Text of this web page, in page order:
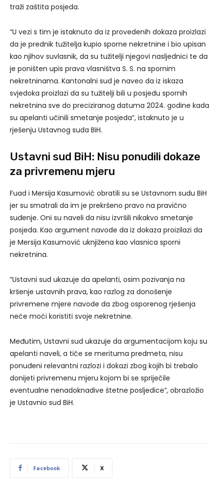
traži zaštita posjeda.
“U vezi s tim je istaknuto da iz provedenih dokaza proizlazi
da je prednik tužitelja kupio sporne nekretnine i bio upisan
kao njihov suvlasnik, da su tužitelji njegovi nasljednici te da
je poništen upis prava vlasništva S. S. na spornim
nekretninama. Kantonalni sud je naveo da iz iskaza
svjedoka proizlazi da su tužitelji bili u posjedu spornih
nekretnina sve do preciziranog datuma 2024. godine kada
su apelanti učinili smetanje posjeda”, istaknuto je u
rješenju Ustavnog suda BiH.
Ustavni sud BiH: Nisu ponudili dokaze
za privremenu mjeru
Fuad i Mersija Kasumović obratili su se Ustavnom sudu BiH
jer su smatrali da im je prekršeno pravo na pravično
suđenje. Oni su naveli da nisu izvršili nikakvo smetanje
posjeda. Kao argument navode da iz dokaza proizilazi da
je Mersija Kasumović uknjižena kao vlasnica sporni
nekretnina.
“Ustavni sud ukazuje da apelanti, osim pozivanja na
kršenje ustavnih prava, kao razlog za donošenje
privremene mjere navode da zbog osporenog rješenja
neće moći koristiti svoje nekretnine.
Međutim, Ustavni sud ukazuje da argumentacijom koju su
apelanti naveli, a tiče se merituma predmeta, nisu
ponuđeni relevantni razlozi i dokazi zbog kojih bi trebalo
donijeti privremenu mjeru kojom bi se spriječile
eventualne nenadoknadive štetne posljedice”, obrazložio
je Ustavnio sud BiH.
Facebook X